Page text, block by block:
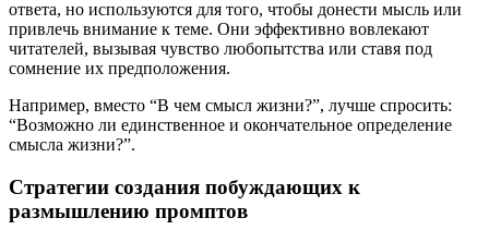
ответа, но используются для того, чтобы донести мысль или
привлечь внимание к теме. Они эффективно вовлекают
читателей, вызывая чувство любопытства или ставя под
сомнение их предположения.
Например, вместо “В чем смысл жизни?”, лучше спросить:
“Возможно ли единственное и окончательное определение
смысла жизни?”.
Стратегии создания побуждающих к
размышлению промптов